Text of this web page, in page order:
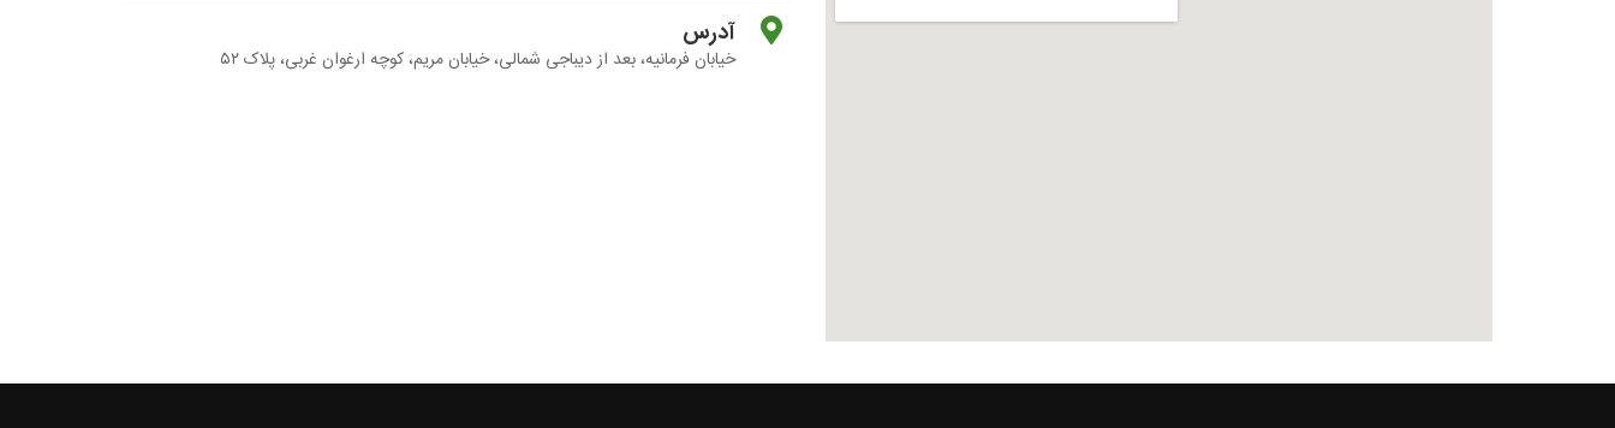
آدرس
خیابان فرمانیه، بعد از دیباجی شمالی، خیابان مریم، کوچه ارغوان غربی، پلاک ۵۲